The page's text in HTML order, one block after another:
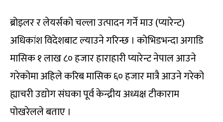
ब्रोइलर र लेयर्सको चल्ला उत्पादन गर्ने माउ (प्यारेन्ट)
अधिकांश विदेशबाट ल्याउने गरिन्छ । कोभिडभन्दा अगाडि
मासिक १ लाख ८० हजार हाराहारी प्यारेन्ट नेपाल आउने
गरेकोमा अहिले करिब मासिक ६० हजार मात्रै आउने गरेको
ह्याचरी उद्योग संघका पूर्व केन्द्रीय अध्यक्ष टीकाराम
पोखरेलले बताए ।